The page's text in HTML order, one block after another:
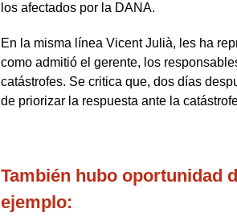
los afectados por la DANA.
En la misma línea Vicent Julià, les ha
como admitió el gerente, los
catástrofes. Se critica que, dos días
de priorizar la respuesta ante la
También hubo oportunidad
ejemplo: